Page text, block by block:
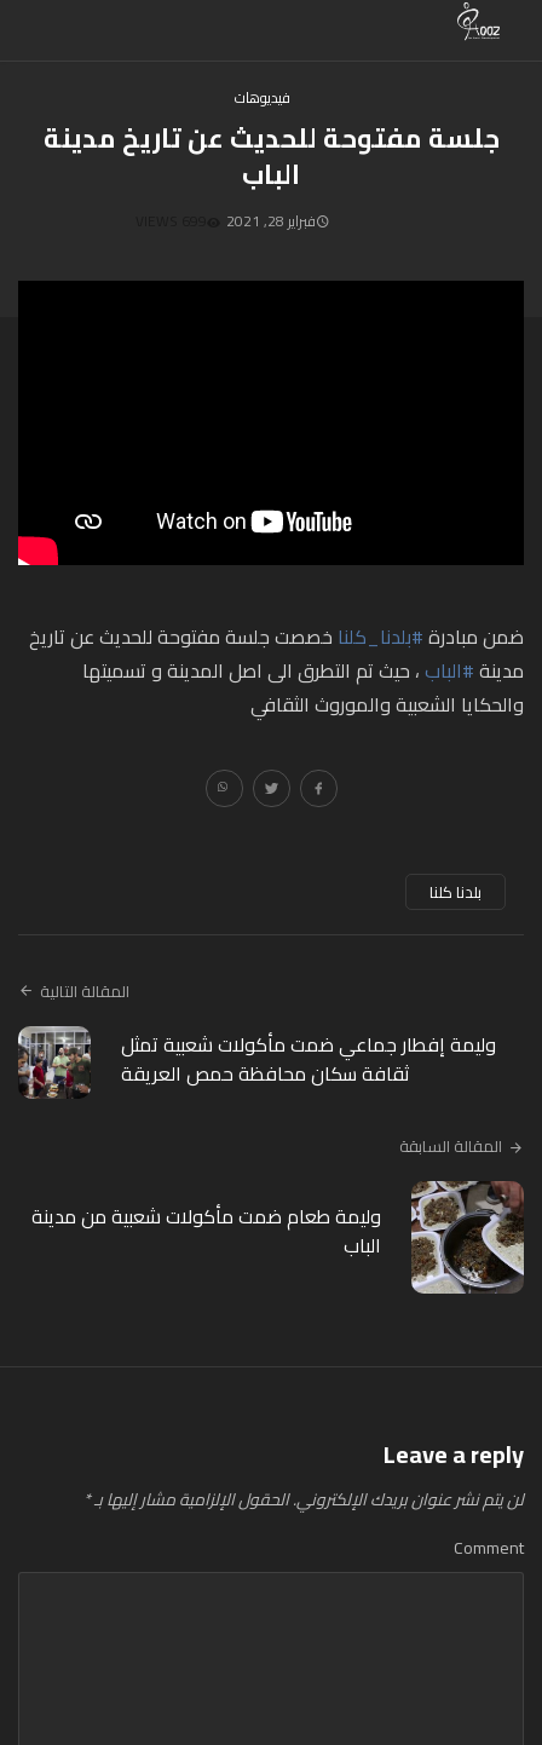
فيديوهات
جلسة مفتوحة للحديث عن تاريخ مدينة
الباب
فبراير 28, 2021
ضمن مبادرة#بلدنا_كلنا خصصت جلسة مفتوحة للحديث عن تاريخ
مدينة#الباب، حيث تم التطرق الى اصل المدينة و تسميتها
والحكايا الشعبية والموروث الثقافي
بلدنا كلنا
المقالة التالية
وليمة إفطار جماعي ضمت مأكولات شعبية تمثل
ثقافة سكان محافظة حمص العريقة
المقالة السابقة
وليمة طعام ضمت مأكولات شعبية من مدينة
الباب
Leave a reply
لن يتم نشر عنوان بريدك الإلكتروني.الحقول الإلزامية مشار إليها بـ*
Comment